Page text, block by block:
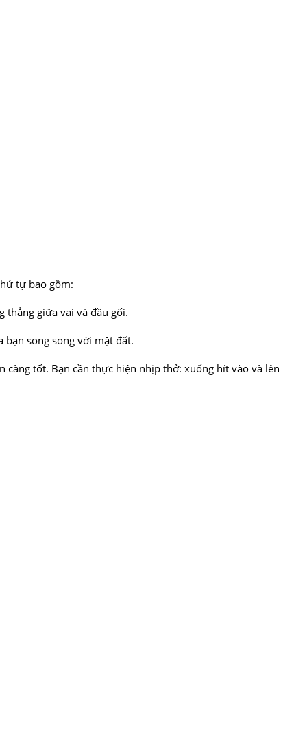
tự bao gồm:
thẳng giữa vai và đầu gối.
bạn song song với mặt đất.
tốt. Bạn cần thực hiện nhịp thở: xuống hít vào và lên